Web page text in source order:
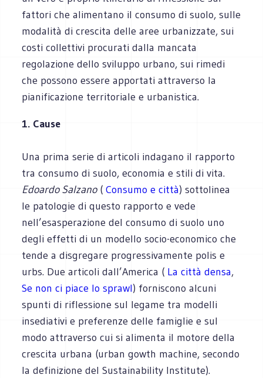
fattori che alimentano il consumo di suolo, sulle
modalità di crescita delle aree urbanizzate, sui
costi collettivi procurati dalla mancata
regolazione dello sviluppo urbano, sui rimedi
che possono essere apportati attraverso la
pianificazione territoriale e urbanistica.
1. Cause
Una prima serie di articoli indagano il rapporto
tra consumo di suolo, economia e stili di vita.
Edoardo Salzano(Consumo e città) sottolinea
le patologie di questo rapporto e vede
nell’esasperazione del consumo di suolo uno
degli effetti di un modello socio-economico che
tende a disgregare progressivamente polis e
urbs. Due articoli dall’America ( La città densa,
Se non ci piace lo sprawl) forniscono alcuni
spunti di riflessione sul legame tra modelli
insediativi e preferenze delle famiglie e sul
modo attraverso cui si alimenta il motore della
crescita urbana (urban gowth machine, secondo
la definizione del Sustainability Institute).